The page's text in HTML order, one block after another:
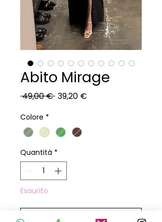
Abito Mirage
49,00 € Prezzo
39,20 €
Colore *
Quantità *
Esaurito
Avvisami quando è disponibile